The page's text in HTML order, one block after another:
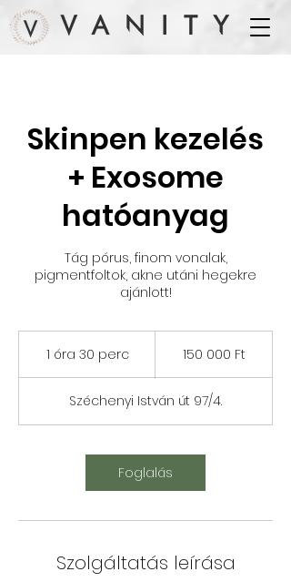
Skinpen kezelés
+ Exosome
hatóanyag
Tág pórus, finom vonalak,
pigmentfoltok, akne utáni hegekre
ajánlott!
1 óra 30 perc1
3
0
e
r
c
150 000 Ft
Széchenyi István út 97/4.
Foglalás
Szolgáltatás leírása